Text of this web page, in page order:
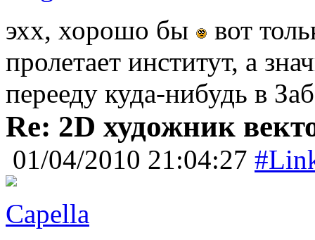
эхх, хорошо бы
вот
пролетает институт, а
перееду куда-нибудь в
Re: 2D художник
01/04/2010 21:04:27
Capella